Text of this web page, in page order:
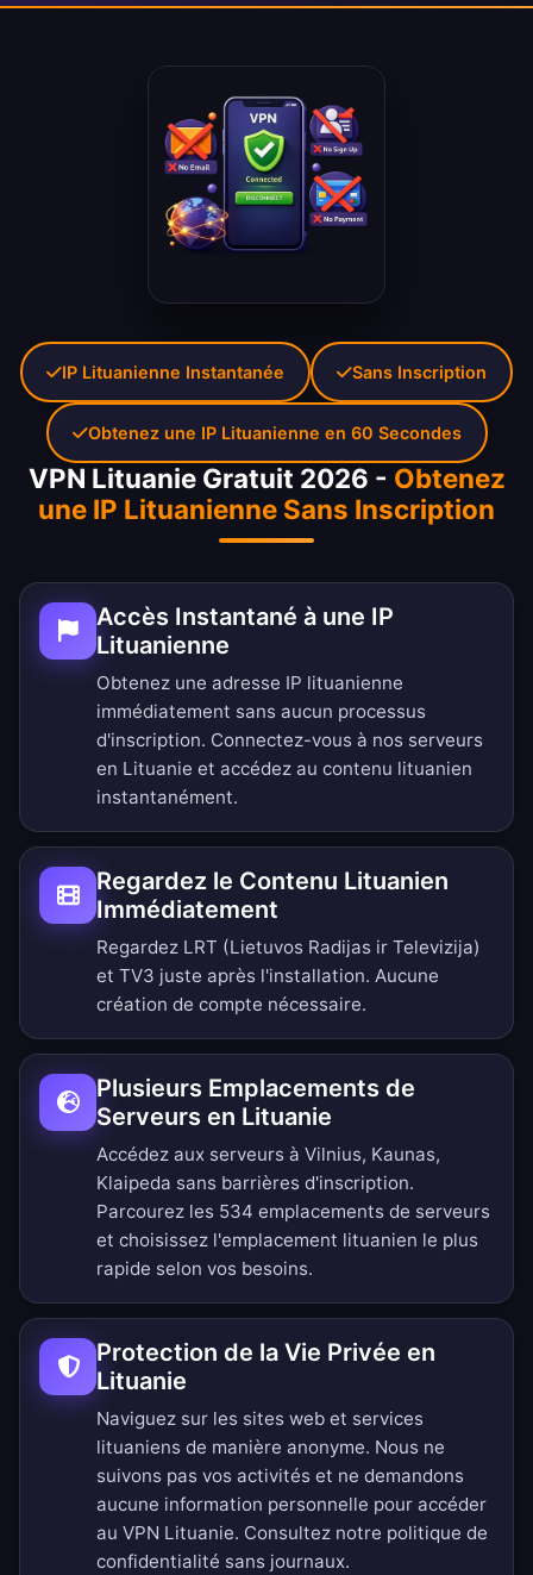
VPN Lituanie Gratuit 2026 - Obtenez
une IP Lituanienne Sans Inscription
Accès Instantané à une IP
Lituanienne
Obtenez une adresse IP lituanienne
immédiatement sans aucun processus
d'inscription. Connectez-vous à nos serveurs
en Lituanie et accédez au contenu lituanien
instantanément.
Regardez le Contenu Lituanien
Immédiatement
Regardez LRT (Lietuvos Radijas ir Televizija)
et TV3 juste après l'installation. Aucune
création de compte nécessaire.
Plusieurs Emplacements de
Serveurs en Lituanie
Accédez aux serveurs à Vilnius, Kaunas,
Klaipeda sans barrières d'inscription.
Parcourez les 534 emplacements de serveurs
et choisissez l'emplacement lituanien le plus
rapide selon vos besoins.
Protection de la Vie Privée en
Lituanie
Naviguez sur les sites web et services
lituaniens de manière anonyme. Nous ne
suivons pas vos activités et ne demandons
aucune information personnelle pour accéder
au VPN Lituanie. Consultez notre politique de
confidentialité sans journaux.
IP Lituanienne Instantanée Sans Inscription
Obtenez une IP Lituanienne en 60 Secondes